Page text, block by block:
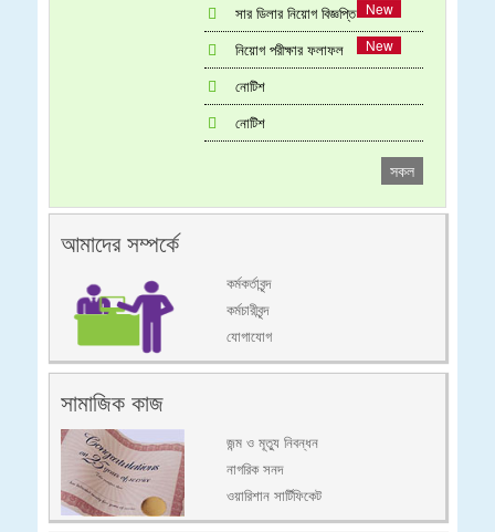
সার ডিলার নিয়োগ বিজ্ঞপ্তি
নিয়োগ পরীক্ষার ফলাফল
নোটিশ
নোটিশ
সকল
আমাদের সম্পর্কে
কর্মকর্তাবৃন্দ
কর্মচারীবৃন্দ
যোগাযোগ
সামাজিক কাজ
জন্ম ও মূত্যু নিবন্ধন
নাগরিক সনদ
ওয়ারিশান সার্টিফিকেট